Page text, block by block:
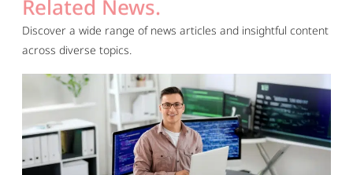
Related News.
Discover a wide range of news articles and insightful content
across diverse topics.